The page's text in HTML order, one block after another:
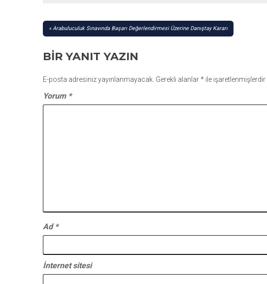
YAZI
Arabuluculuk Sınavında Başarı Değerlendirmesi Üzerine Danıştay Kararı
BIR YANIT YAZIN
E-posta adresiniz yayınlanmayacak. Gerekli alanlar* ile işaretlenmişlerdir
Yorum *
Ad *
İnternet sitesi